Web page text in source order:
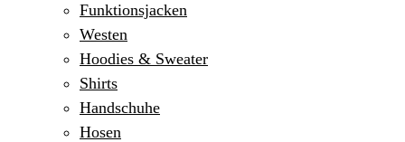
Funktionsjacken
Westen
Hoodies & Sweater
Shirts
Handschuhe
Hosen